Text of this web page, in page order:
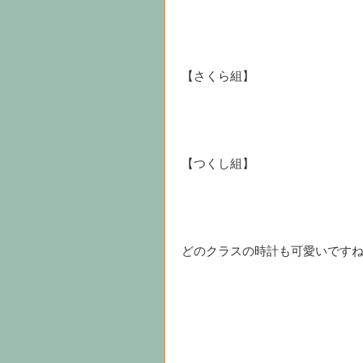
【さくら組】
【つくし組】
どのクラスの時計も可愛いですね